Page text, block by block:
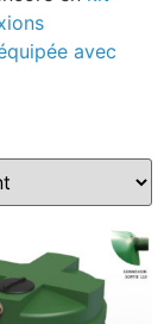
avec